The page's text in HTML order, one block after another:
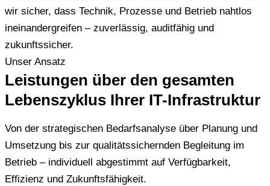
wir sicher, dass Technik, Prozesse und Betrieb nahtlos
ineinandergreifen – zuverlässig, auditfähig und
zukunftssicher.
Unser Ansatz
Leistungen über den gesamten
Lebenszyklus Ihrer IT-Infrastruktur
Von der strategischen Bedarfsanalyse über Planung und
Umsetzung bis zur qualitätssichernden Begleitung im
Betrieb – individuell abgestimmt auf Verfügbarkeit,
Effizienz und Zukunftsfähigkeit.